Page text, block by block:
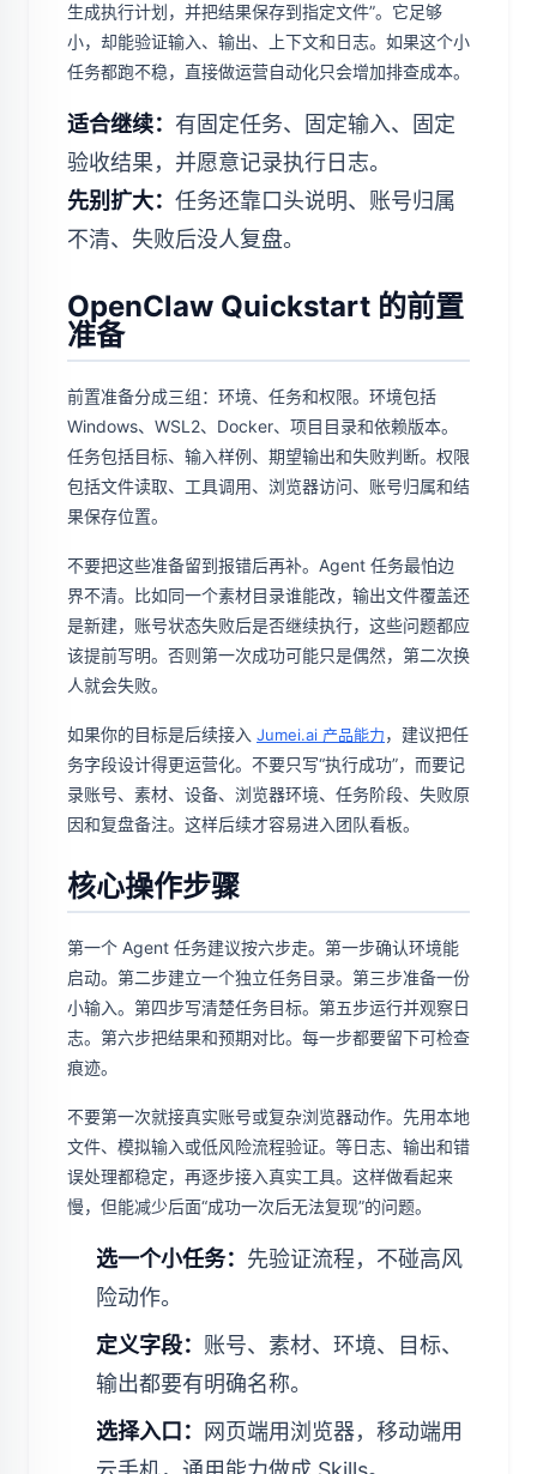
生成执行计划，并把结果保存到指定文件”。它足够
小，却能验证输入、输出、上下文和日志。如果这个小
任务都跑不稳，直接做运营自动化只会增加排查成本。
适合继续： 有固定任务、固定输入、固定
验收结果，并愿意记录执行日志。
先别扩大： 任务还靠口头说明、账号归属
不清、失败后没人复盘。
OpenClaw Quickstart 的前置
准备
前置准备分成三组：环境、任务和权限。环境包括
Windows、WSL2、Docker、项目目录和依赖版本。
任务包括目标、输入样例、期望输出和失败判断。权限
包括文件读取、工具调用、浏览器访问、账号归属和结
果保存位置。
不要把这些准备留到报错后再补。Agent 任务最怕边
界不清。比如同一个素材目录谁能改，输出文件覆盖还
是新建，账号状态失败后是否继续执行，这些问题都应
该提前写明。否则第一次成功可能只是偶然，第二次换
人就会失败。
如果你的目标是后续接入 Jumei.ai 产品能力，建议把任
务字段设计得更运营化。不要只写“执行成功”，而要记
录账号、素材、设备、浏览器环境、任务阶段、失败原
因和复盘备注。这样后续才容易进入团队看板。
核心操作步骤
第一个 Agent 任务建议按六步走。第一步确认环境能
启动。第二步建立一个独立任务目录。第三步准备一份
小输入。第四步写清楚任务目标。第五步运行并观察日
志。第六步把结果和预期对比。每一步都要留下可检查
痕迹。
不要第一次就接真实账号或复杂浏览器动作。先用本地
文件、模拟输入或低风险流程验证。等日志、输出和错
误处理都稳定，再逐步接入真实工具。这样做看起来
慢，但能减少后面“成功一次后无法复现”的问题。
选一个小任务： 先验证流程，不碰高风
险动作。
定义字段： 账号、素材、环境、目标、
输出都要有明确名称。
选择入口：
网页端用浏览器，移动端用